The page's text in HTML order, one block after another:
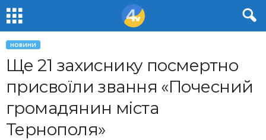
НОВИНИ
Ще 21 захиснику посмертно
присвоїли звання «Почесний
громадянин міста
Тернополя»